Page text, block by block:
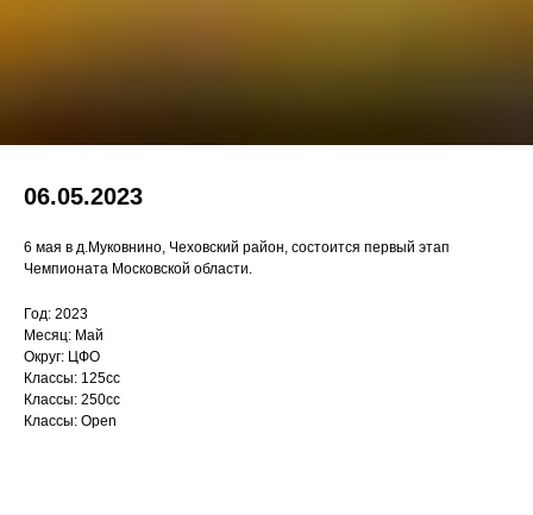
06.05.2023
6 мая в д.Муковнино, Чеховский район, состоится первый этап
Чемпионата Московской области.
Год: 2023
Месяц: Май
Округ: ЦФО
Классы: 125сс
Классы: 250сс
Классы: Open